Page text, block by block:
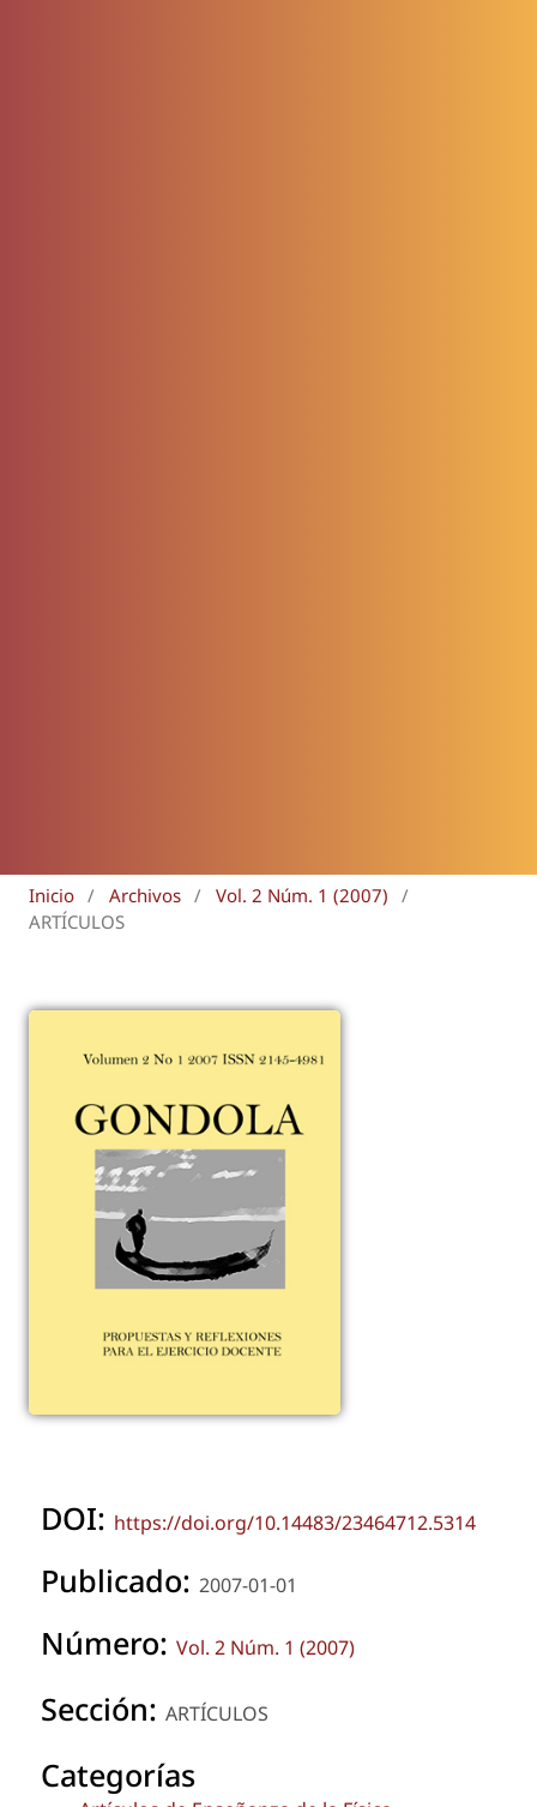
Inicio / Archivos / Vol. 2 Núm. 1 (2007)
/
ARTÍCULOS
DOI: https://doi.org/10.14483/23464712.5314
Publicado: 2007-01-01
Número: Vol. 2 Núm. 1 (2007)
Sección: ARTÍCULOS
Categorías